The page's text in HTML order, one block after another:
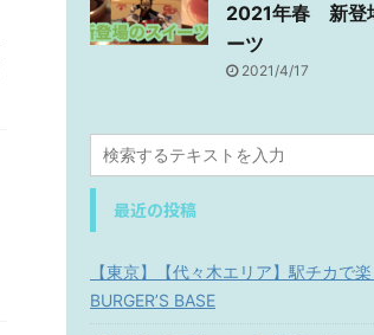
2021年春 新登
ーツ
2021/4/17
最近の投稿
【東京】【代々木エリア】駅チカで楽
BURGER’S BASE